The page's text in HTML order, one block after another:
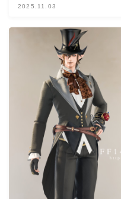
2025.11.03